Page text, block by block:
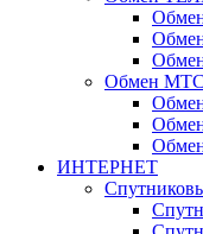
Обмен
ИНТЕРНЕТ